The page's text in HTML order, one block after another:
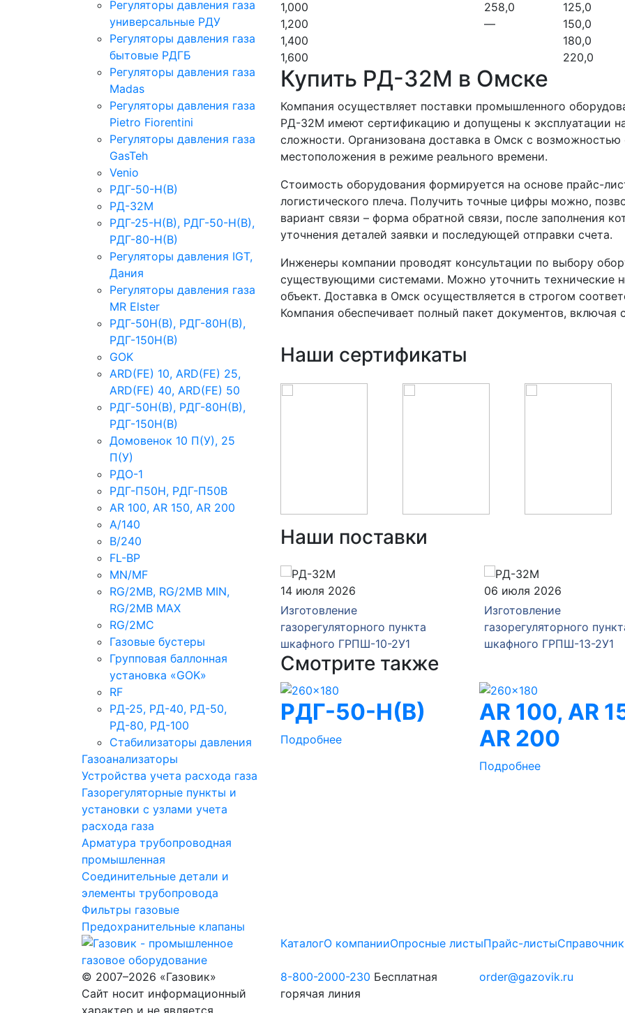
Регуляторы давления газа
универсальные РДУ
Регуляторы давления газа
бытовые РДГБ
Регуляторы давления газа
Madas
Регуляторы давления газа
Рietro Fiorentini
Регуляторы давления газа
GasTeh
Venio
РДГ-50-Н(В)
РД-32М
РДГ-25-Н(В), РДГ-50-Н(В),
РДГ-80-Н(В)
Регуляторы давления IGT,
Дания
Регуляторы давления газа
MR Elster
РДГ-50Н(В), РДГ-80Н(В),
РДГ-150Н(В)
GOK
ARD(FE) 10, ARD(FE) 25,
ARD(FE) 40, ARD(FE) 50
РДГ-50Н(В), РДГ-80Н(В),
РДГ-150Н(В)
Домовенок 10 П(У), 25
П(У)
РДО-1
РДГ-П50Н, РДГ-П50В
AR 100, AR 150, AR 200
A/140
B/240
FL-BP
MN/MF
RG/2MB, RG/2MB MIN,
RG/2MB MAX
RG/2MC
Газовые бустеры
Групповая баллонная
установка «GOK»
RF
РД-25, РД-40, РД-50,
РД-80, РД-100
Стабилизаторы давления
Газоанализаторы
Устройства учета расхода газа
Газорегуляторные пункты и
установки с узлами учета
расхода газа
Арматура трубопроводная
промышленная
Соединительные детали и
элементы трубопровода
Фильтры газовые
Предохранительные клапаны
1,000
1,200
1,400
1,600
258,0
—
125,0
150,0
180,0
220,0
Купить РД-32М в Омске
Компания осуществляет поставки промышленного
РД-32М имеют сертификацию и допущены к эксплуатации
сложности. Организована доставка в Омск с возможностью
местоположения в режиме реального времени.
Стоимость оборудования формируется на основе прайс-
логистического плеча. Получить точные цифры можно,
вариант связи – форма обратной связи, после заполнения
уточнения деталей заявки и последующей отправки счета.
Инженеры компании проводят консультации по выбору
существующими системами. Можно уточнить технические
объект. Доставка в Омск осуществляется в строгом
Компания обеспечивает полный пакет документов,
Наши сертификаты
Наши поставки
23 июля 2026
Изготовление и отгрузка
газорегуляторного пункта
ГРПШ-13-2У1
14 июля 2026
Изготовление
газорегуляторного пункта
шкафного ГРПШ-10-2У1
06 июля 2026
Изготовление
газорегуляторного
шкафного ГРПШ-13-2У1
Смотрите также
РДГ-50-Н(В)
Подробнее
AR 100, AR
AR 200
Подробнее
КаталогО компанииОпросные листыПрайс-листыСправочник
© 2007–2026 «Газовик»
Сайт носит информационный
характер и не является
8-800-2000-230 Бесплатная
горячая линия
order@gazovik.ru